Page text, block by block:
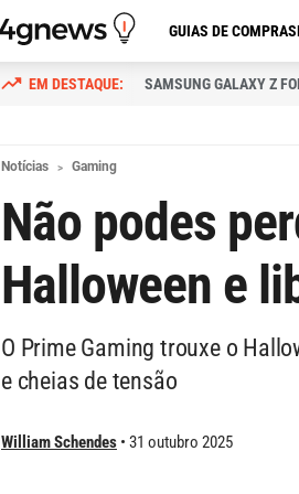
GUIAS DE COMPRAS
SAMSUNG GALAXY Z
Notícias Gaming
Não podes
Halloween e
O Prime Gaming trouxe o
e cheias de tensão
William Schendes 31 outubro 2025